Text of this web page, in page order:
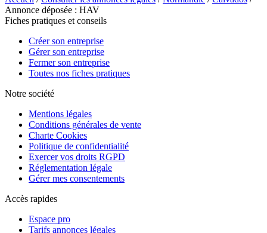
Annonce déposée : HAV
Fiches pratiques et conseils
Créer son entreprise
Gérer son entreprise
Fermer son entreprise
Toutes nos fiches pratiques
Notre société
Mentions légales
Conditions générales de vente
Charte Cookies
Politique de confidentialité
Exercer vos droits RGPD
Réglementation légale
Gérer mes consentements
Accès rapides
Espace pro
Tarifs annonces légales